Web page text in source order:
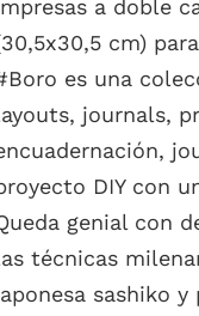
a doble
cm)
es una
journals,
DIY con
genial con
técnicas
sashiko